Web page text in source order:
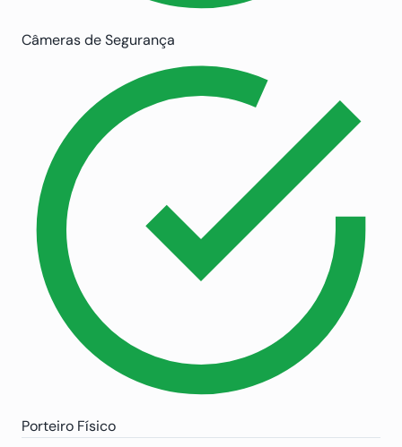
Câmeras de Segurança
Porteiro Físico